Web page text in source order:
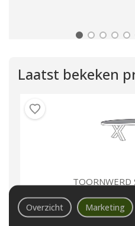
Laatst bekeken
TOORNWERD
Overzicht Marketing